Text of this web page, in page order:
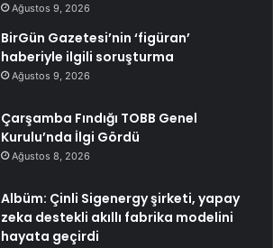
Ağustos 9, 2026
BirGün Gazetesi’nin ‘figüran’
haberiyle ilgili soruşturma
Ağustos 9, 2026
Çarşamba Fındığı TOBB Genel
Kurulu’nda İlgi Gördü
Ağustos 8, 2026
Albüm: Çinli Sigenergy şirketi, yapay
zeka destekli akıllı fabrika modelini
hayata geçirdi